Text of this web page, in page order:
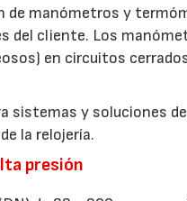
de manómetros y
del cliente. Los
en circuitos
sistemas y soluciones
la relojería.
presión